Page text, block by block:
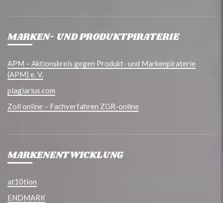
MARKEN- UND PRODUKTPIRATERIE
APM – Aktionskreis gegen Produkt- und Markenpiraterie
(APM) e. V.
plagiarius.com
Zoll online – Fachverfahren ZGR-online
MARKENENTWICKLUNG
at10tion
ENDMARK